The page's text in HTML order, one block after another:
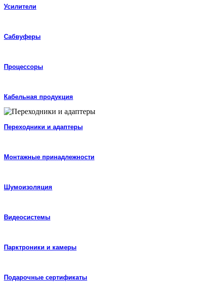
Усилители
Сабвуферы
Процессоры
Кабельная продукция
Переходники и адаптеры
Монтажные принадлежности
Шумоизоляция
Видеосистемы
Парктроники и камеры
Подарочные сертификаты